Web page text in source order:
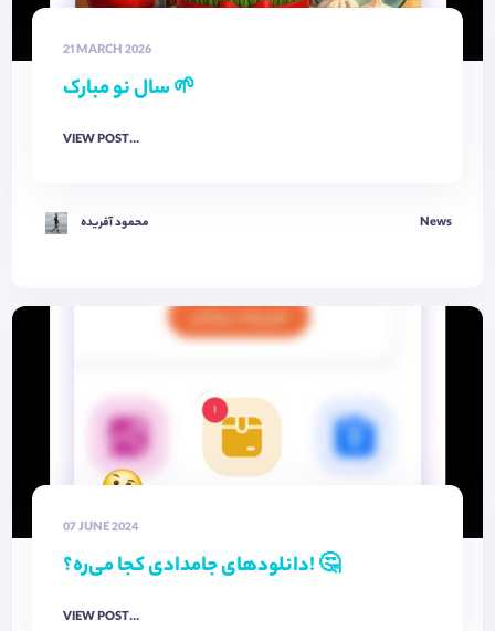
21 MARCH 2026
سال نو مبارک 🌱
VIEW POST...
محمود آفریده News
07 JUNE 2024
دانلودهای جامدادی کجا می‌ره؟! 🤔
VIEW POST...